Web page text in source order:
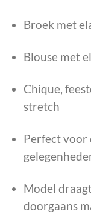
Broek met
Blouse met
Chique,
stretch
Perfect voor
Model
doorgaans